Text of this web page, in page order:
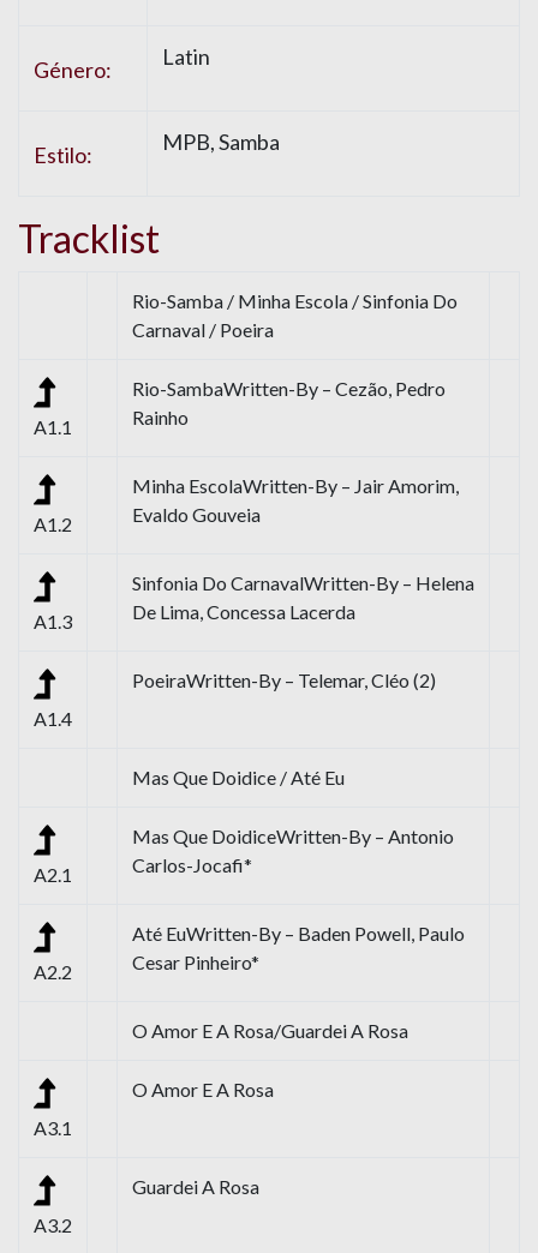
Género: Latin
Estilo: MPB,Samba
Tracklist
Rio-Samba / Minha Escola / Sinfonia Do
Carnaval / Poeira
A1.1
Rio-SambaWritten-By – Cezão, Pedro
Rainho
A1.2
Minha EscolaWritten-By – Jair Amorim,
Evaldo Gouveia
A1.3
Sinfonia Do CarnavalWritten-By – Helena
De Lima, Concessa Lacerda
A1.4
PoeiraWritten-By – Telemar, Cléo (2)
Mas Que Doidice / Até Eu
A2.1
Mas Que DoidiceWritten-By – Antonio
Carlos-Jocafi*
A2.2
Até EuWritten-By – Baden Powell, Paulo
Cesar Pinheiro*
O Amor E A Rosa/Guardei A Rosa
A3.1
O Amor E A Rosa
A3.2
Guardei A Rosa